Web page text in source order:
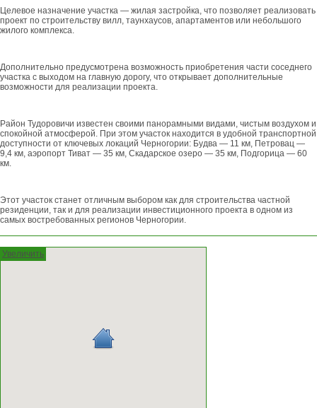
Целевое назначение участка — жилая застройка, что позволяет реализовать
проект по строительству вилл, таунхаусов, апартаментов или небольшого
жилого комплекса.
Дополнительно предусмотрена возможность приобретения части соседнего
участка с выходом на главную дорогу, что открывает дополнительные
возможности для реализации проекта.
Район Тудоровичи известен своими панорамными видами, чистым воздухом и
спокойной атмосферой. При этом участок находится в удобной транспортной
доступности от ключевых локаций Черногории: Будва — 11 км, Петровац —
9,4 км, аэропорт Тиват — 35 км, Скадарское озеро — 35 км, Подгорица — 60
км.
Этот участок станет отличным выбором как для строительства частной
резиденции, так и для реализации инвестиционного проекта в одном из
самых востребованных регионов Черногории.
Увеличить